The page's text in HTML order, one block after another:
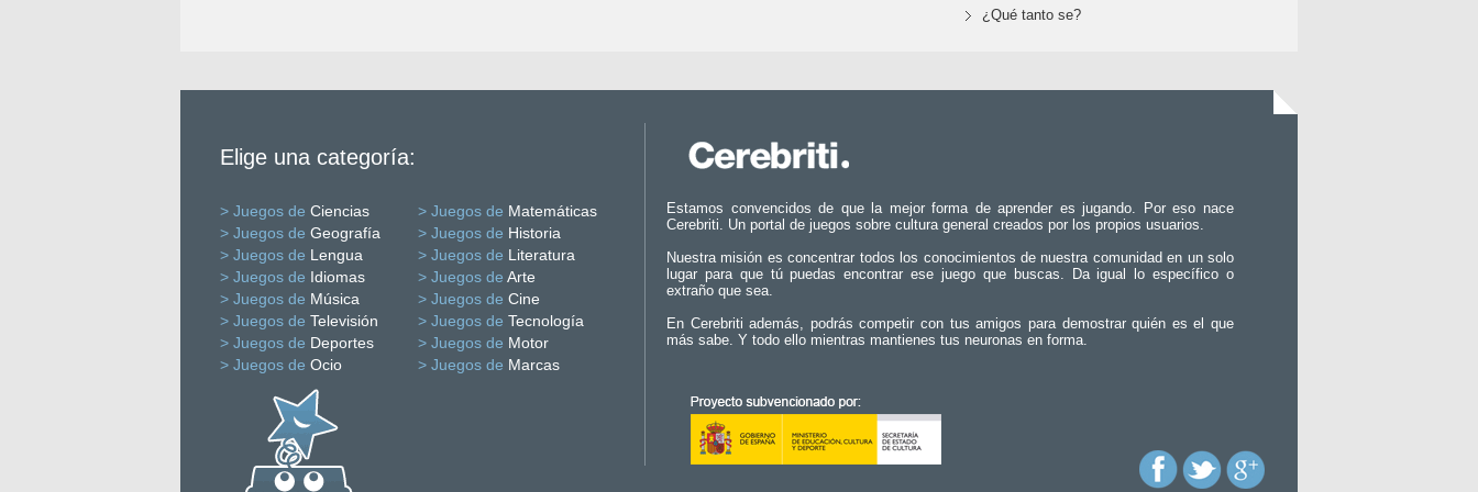
¿Qué tanto se?
Elige una categoría:
> Juegos de Ciencias > Juegos de Matemáticas
> Juegos de Geografía > Juegos de Historia
> Juegos de Lengua > Juegos de Literatura
> Juegos de Idiomas > Juegos de Arte
> Juegos de Música > Juegos de Cine
> Juegos de Televisión > Juegos de Tecnología
> Juegos de Deportes > Juegos de Motor
> Juegos de Ocio > Juegos de Marcas
Estamos convencidos de que la mejor forma de aprender es jugando. Por eso nace
Cerebriti. Un portal de juegos sobre cultura general creados por los propios usuarios.
Nuestra misión es concentrar todos los conocimientos de nuestra comunidad en un solo
lugar para que tú puedas encontrar ese juego que buscas. Da igual lo específico o
extraño que sea.
En Cerebriti además, podrás competir con tus amigos para demostrar quién es el que
más sabe. Y todo ello mientras mantienes tus neuronas en forma.